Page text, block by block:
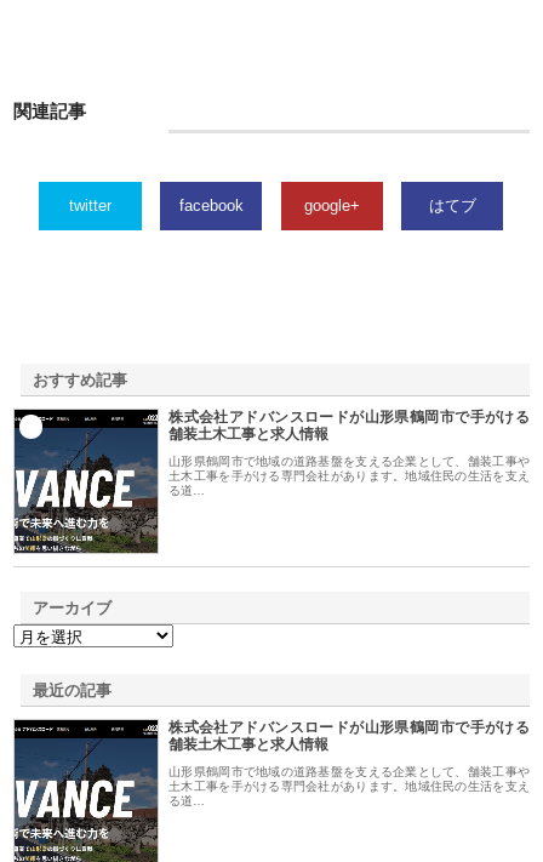
関連記事
twitter facebook google+ はてブ
おすすめ記事
株式会社アドバンスロードが山形県鶴岡市で手がける
舗装土木工事と求人情報
山形県鶴岡市で地域の道路基盤を支える企業として、舗装工事や
土木工事を手がける専門会社があります。地域住民の生活を支え
る道…
アーカイブ
最近の記事
株式会社アドバンスロードが山形県鶴岡市で手がける
舗装土木工事と求人情報
山形県鶴岡市で地域の道路基盤を支える企業として、舗装工事や
土木工事を手がける専門会社があります。地域住民の生活を支え
る道…